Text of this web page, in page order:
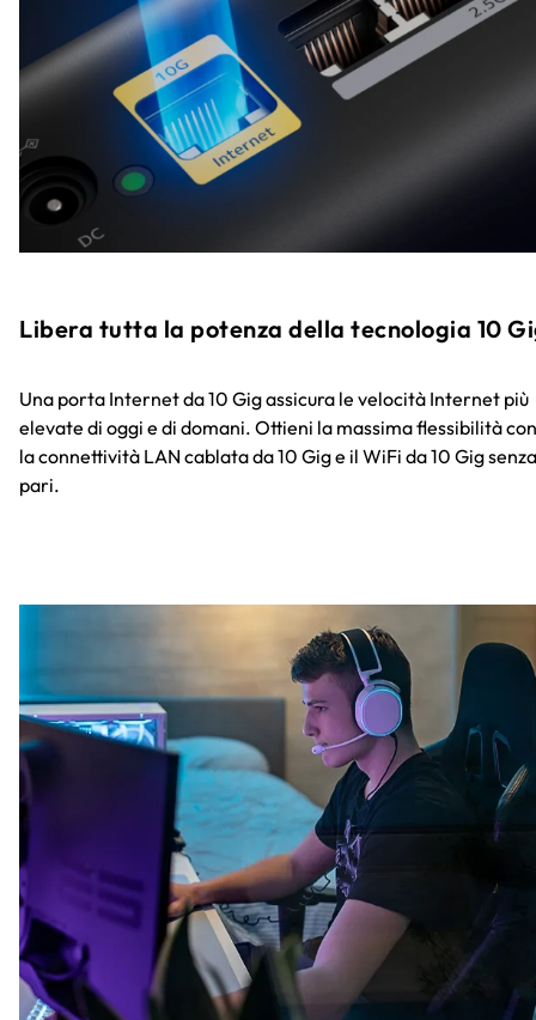
Libera tutta la potenza della tecnologia 10
Una porta Internet da 10 Gig assicura le velocità Internet più
elevate di oggi e di domani. Ottieni la massima flessibilità con
la connettività LAN cablata da 10 Gig e il WiFi da 10 Gig senza
pari.